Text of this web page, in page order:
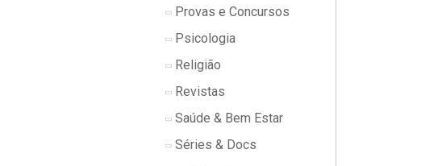
Provas e Concursos
Psicologia
Religião
Revistas
Saúde & Bem Estar
Séries & Docs